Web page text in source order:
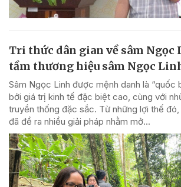
Tri thức dân gian về sâm Ngọc
tầm thương hiệu sâm Ngọc
Sâm Ngọc Linh được mệnh danh là “quốc
bởi giá trị kinh tế đặc biệt cao, cùng với
truyền thống đặc sắc. Từ những lợi thế đó,
đã đề ra nhiều giải pháp nhằm mở...